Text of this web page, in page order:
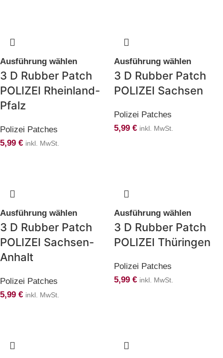
Ausführung wählen
3 D Rubber Patch
POLIZEI Rheinland-
Pfalz
Polizei Patches
5,99 € inkl. MwSt.
Ausführung wählen
3 D Rubber Patch
POLIZEI Sachsen
Polizei Patches
5,99 € inkl. MwSt.
Ausführung wählen
3 D Rubber Patch
POLIZEI Sachsen-
Anhalt
Polizei Patches
5,99 € inkl. MwSt.
Ausführung wählen
3 D Rubber Patch
POLIZEI Thüringen
Polizei Patches
5,99 € inkl. MwSt.